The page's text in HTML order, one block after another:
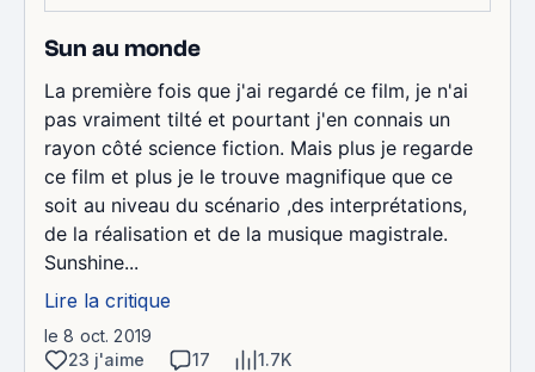
Sun au monde
La première fois que j'ai regardé ce film, je n'ai
pas vraiment tilté et pourtant j'en connais un
rayon côté science fiction. Mais plus je regarde
ce film et plus je le trouve magnifique que ce
soit au niveau du scénario ,des interprétations,
de la réalisation et de la musique magistrale.
Sunshine...
Lire la critique
le 8 oct. 2019
23 j'aime
17 1.7K